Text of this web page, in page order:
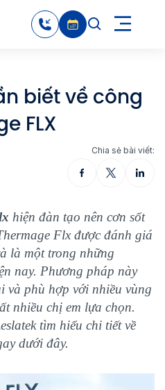
biết về công
FLX
Chia sẻ bài viết:
hiện đàn tạo nên cơn sốt
Flx được đánh giá
là một trong những
nay. Phương pháp này
và phù hợp với nhiều vùng
nhiều chị em lựa chọn.
tìm hiểu chi tiết về
dưới đây.